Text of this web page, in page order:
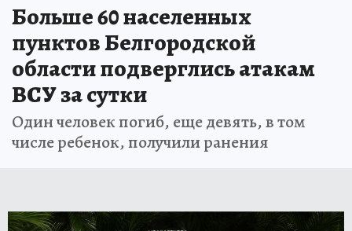
Больше 60 населенных
пунктов Белгородской
области подверглись атакам
ВСУ за сутки
Один человек погиб, еще девять, в том
числе ребенок, получили ранения